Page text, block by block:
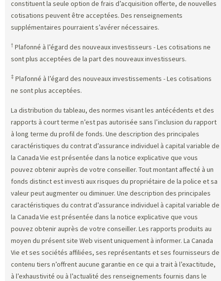
constituent la seule option de frais d’acquisition offerte, de nouvelles
cotisations peuvent être acceptées. Des renseignements
supplémentaires pourraient s’avérer nécessaires.
† Plafonné à l’égard des nouveaux investisseurs - Les cotisations ne
sont plus acceptées de la part des nouveaux investisseurs.
‡ Plafonné à l’égard des nouveaux investissements - Les cotisations
ne sont plus acceptées.
La distribution du tableau, des normes visant les antécédents et des
rapports à court terme n’est pas autorisée sans l’inclusion du rapport
à long terme du profil de fonds. Une description des principales
caractéristiques du contrat d’assurance individuel à capital variable de
la Canada Vie est présentée dans la notice explicative que vous
pouvez obtenir auprès de votre conseiller. Tout montant affecté à un
fonds distinct est investi aux risques du propriétaire de la police et sa
valeur peut augmenter ou diminuer. Une description des principales
caractéristiques du contrat d’assurance individuel à capital variable de
la Canada Vie est présentée dans la notice explicative que vous
pouvez obtenir auprès de votre conseiller. Les rapports produits au
moyen du présent site Web visent uniquement à informer. La Canada
Vie et ses sociétés affiliées, ses représentants et ses fournisseurs de
contenu tiers n’offrent aucune garantie en ce qui a trait à l’exactitude,
à l’exhaustivité ou à l’actualité des renseignements fournis dans le